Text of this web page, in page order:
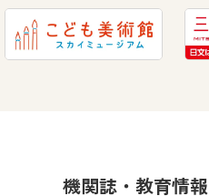
機関誌・教育情報